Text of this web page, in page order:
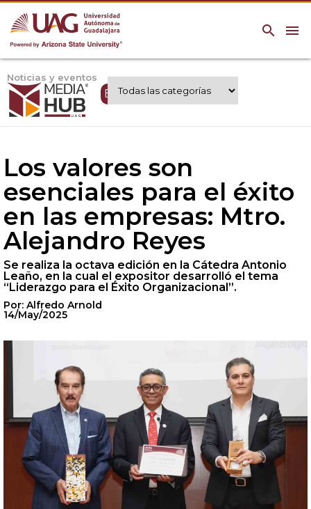
menu
search
Noticias y eventos
Expertos UAG
Los valores son
esenciales para el éxito
en las empresas: Mtro.
Alejandro Reyes
Se realiza la octava edición en la Cátedra Antonio
Leaño, en la cual el expositor desarrolló el tema
“Liderazgo para el Éxito Organizacional”.
Por: Alfredo Arnold
14/May/2025